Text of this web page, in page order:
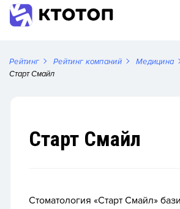
Рейтинг Рейтинг компаний Медицина
Старт Смайл
Старт Смайл
Стоматология «Старт Смайл»